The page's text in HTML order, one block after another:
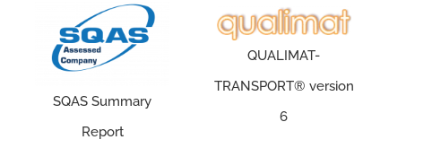
SQAS Summary
Report
QUALIMAT-
TRANSPORT® version
6